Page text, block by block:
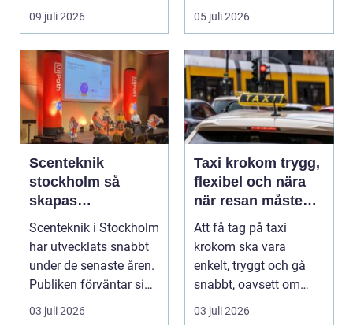
leverantör, vad skilje...
09 juli 2026 05 juli 2026
Scenteknik
stockholm så
skapas
minnesvärda
upplevelser på
scen
Scenteknik i Stockholm
har utvecklats snabbt
under de senaste åren.
Publiken förväntar sig i
dag mer...
03 juli 2026
Taxi krokom trygg,
flexibel och nära
när resan måste
fungera
Att få tag på taxi
krokom ska vara
enkelt, tryggt och gå
snabbt, oavsett om
resan gäller jobbet,
03 juli 2026